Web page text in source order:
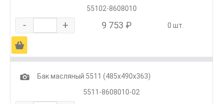
55102-8608010
- + 9 753 ₽ 0 шт.
Ä
1
Бак масляный 5511 (485х490х363)
5511-8608010-02